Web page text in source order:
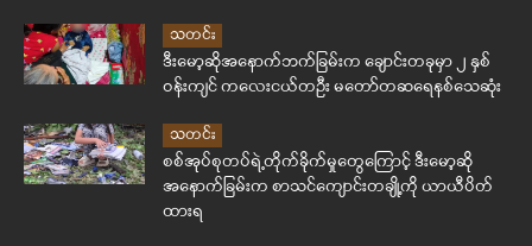
သတင်း
ဒီးမော့ဆိုအနောက်ဘက်ခြမ်းက ချောင်းတခုမှာ ၂ နှစ်
ဝန်းကျင် ကလေးငယ်တဦး မတော်တဆရေနစ်သေဆုံး
သတင်း
စစ်အုပ်စုတပ်ရဲ့တိုက်ခိုက်မှုတွေကြောင့် ဒီးမော့ဆို
အနောက်ခြမ်းက စာသင်ကျောင်းတချို့ကို ယာယီပိတ်
ထားရ